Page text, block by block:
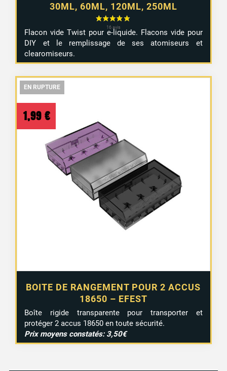
30ML, 60ML, 120ML, 250ML
Flacon vide Twist pour e-liquide. Flacons vide pour
DIY et le remplissage de ses atomiseurs et
clearomiseurs.
EN RUPTURE
EN RUPTURE
BOITE DE RANGEMENT POUR 2 ACCUS
18650 – EFEST
1,99 €
Boîte rigide transparente pour transporter et
protéger 2 accus 18650 en toute sécurité.
Prix moyens constatés: 3,50€
EN RUPTURE